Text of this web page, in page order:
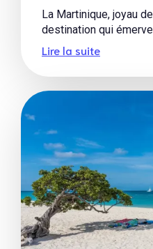
La Martinique, joyau
destination qui
Lire la suite